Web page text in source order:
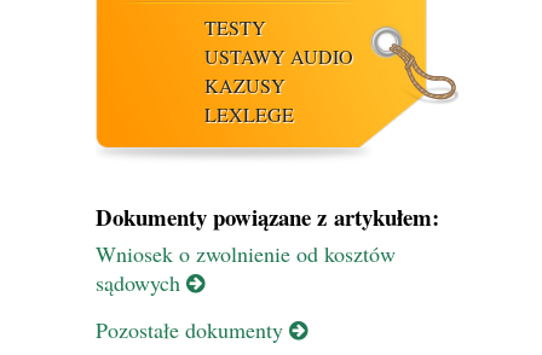
TESTY
USTAWY AUDIO
KAZUSY
LEXLEGE
Dokumenty powiązane z artykułem:
Wniosek o zwolnienie od kosztów
sądowych
Pozostałe dokumenty